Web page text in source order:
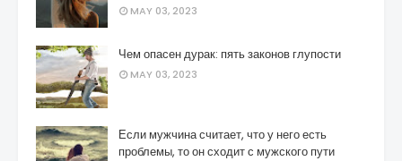
MAY 03, 2023
Чем опасен дурак: пять законов глупости
MAY 03, 2023
Если мужчина считает, что у него есть
проблемы, то он сходит с мужского пути